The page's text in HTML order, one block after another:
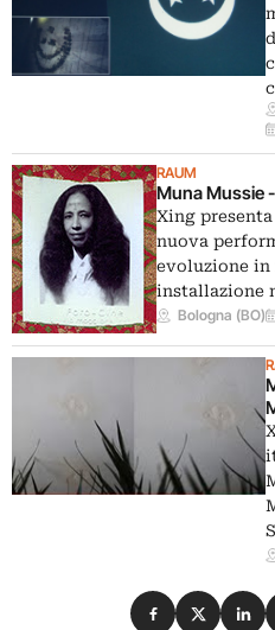
RAUM
Muna Mussie
Xing
nuova
evoluzione in
installazione
Bologna (BO)
Condividi su
Condividi